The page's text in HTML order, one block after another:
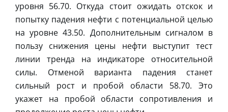
уровня 56.70. Откуда стоит ожидать отскок и
попытку падения нефти с потенциальной целью
на уровне 43.50. Дополнительным сигналом в
пользу снижения цены нефти выступит тест
линии тренда на индикаторе относительной
силы. Отменой варианта падения станет
сильный рост и пробой области 58.70. Это
укажет на пробой области сопротивления и